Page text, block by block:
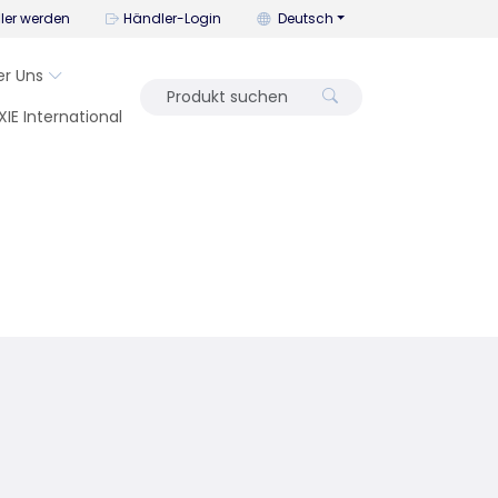
werden Händler-Login Mit diesem Menü können Sie
Deutsch
Uns
International